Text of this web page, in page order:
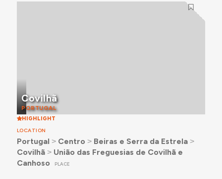
Covilhã
PORTUGAL
HIGHLIGHT
LOCATION
Portugal ˃ Centro ˃ Beiras e Serra da Estrela˃
Covilhã˃ União das Freguesias de Covilhã e
Canhoso
PLACE